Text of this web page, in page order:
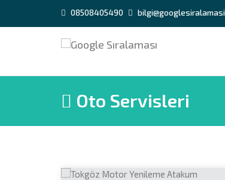
08508405490
Oto Servisleri